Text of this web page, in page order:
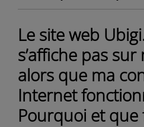
Le site web
s’affiche pas
alors que ma
Internet
Pourquoi et que